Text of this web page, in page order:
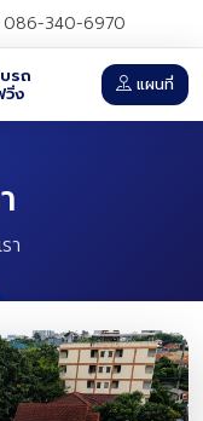
086-340-6970
รถ
วิ่ง แผนที่
า